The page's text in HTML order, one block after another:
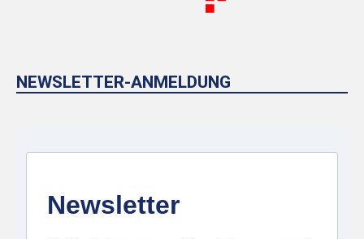
NEWSLETTER-ANMELDUNG
Newsletter